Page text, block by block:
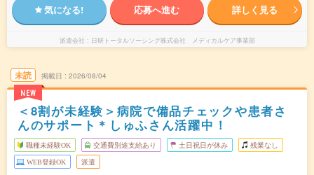
気になる! 応募へ進む 詳しく見る
派遣会社 日研トータルソーシング株式会社 メディカルケア事業部
未読
NEW
掲載日 2026/08/04
＜8割が未経験＞病院で備品チェックや患者さ
んのサポート＊しゅふさん活躍中！
職種未経験OK 交通費別途支給あり 土日祝日が休み 残業なし
WEB登録OK 派遣